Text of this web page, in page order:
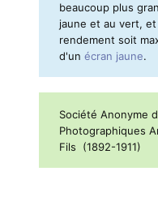
beaucoup plus
jaune et au vert,
rendement soit
d'un écran jaune.
Société Anonyme
Photographiques
Fils (1892-1911)